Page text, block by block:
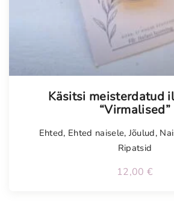
Käsitsi meisterdatud
“Virmalised”
Ehted, Ehted naisele, Jõulud,
Ripatsid
12,00 €